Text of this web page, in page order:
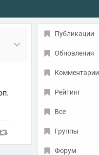
Публикации
Обновления
Комментарии
Рейтинг
Все
Группы
Форум